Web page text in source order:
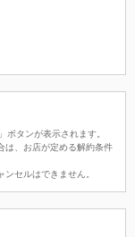
ボタンが表示されます。
は、お店が定める解約条件
セルはできません。